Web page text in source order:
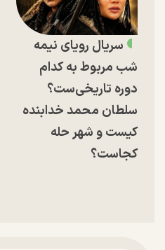
سریال رویای نیمه
شب مربوط به کدام
دوره تاریخی‌ست؟
سلطان محمد خدابنده
کیست و شهر حله
کجاست؟